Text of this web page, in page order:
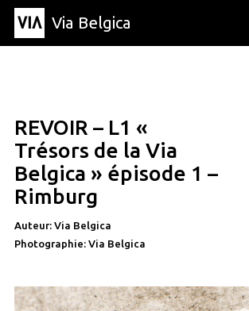
Via Belgica
À propos de Via Belgica
À propos de via belgica
Recherche
Éducation
Amis
Le guide
Organisation
éducation
REVOIR – L1 «
Trésors de la Via
Belgica » épisode 1 –
Rimburg
Auteur: Via Belgica
Photographie: Via Belgica